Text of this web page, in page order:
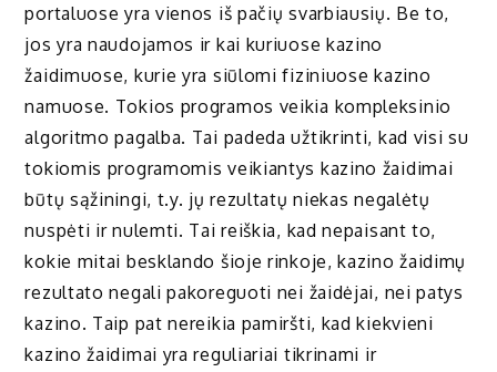
portaluose yra vienos iš pačių svarbiausių. Be to,
jos yra naudojamos ir kai kuriuose kazino
žaidimuose, kurie yra siūlomi fiziniuose kazino
namuose. Tokios programos veikia kompleksinio
algoritmo pagalba. Tai padeda užtikrinti, kad visi su
tokiomis programomis veikiantys kazino žaidimai
būtų sąžiningi, t.y. jų rezultatų niekas negalėtų
nuspėti ir nulemti. Tai reiškia, kad nepaisant to,
kokie mitai besklando šioje rinkoje, kazino žaidimų
rezultato negali pakoreguoti nei žaidėjai, nei patys
kazino. Taip pat nereikia pamiršti, kad kiekvieni
kazino žaidimai yra reguliariai tikrinami ir